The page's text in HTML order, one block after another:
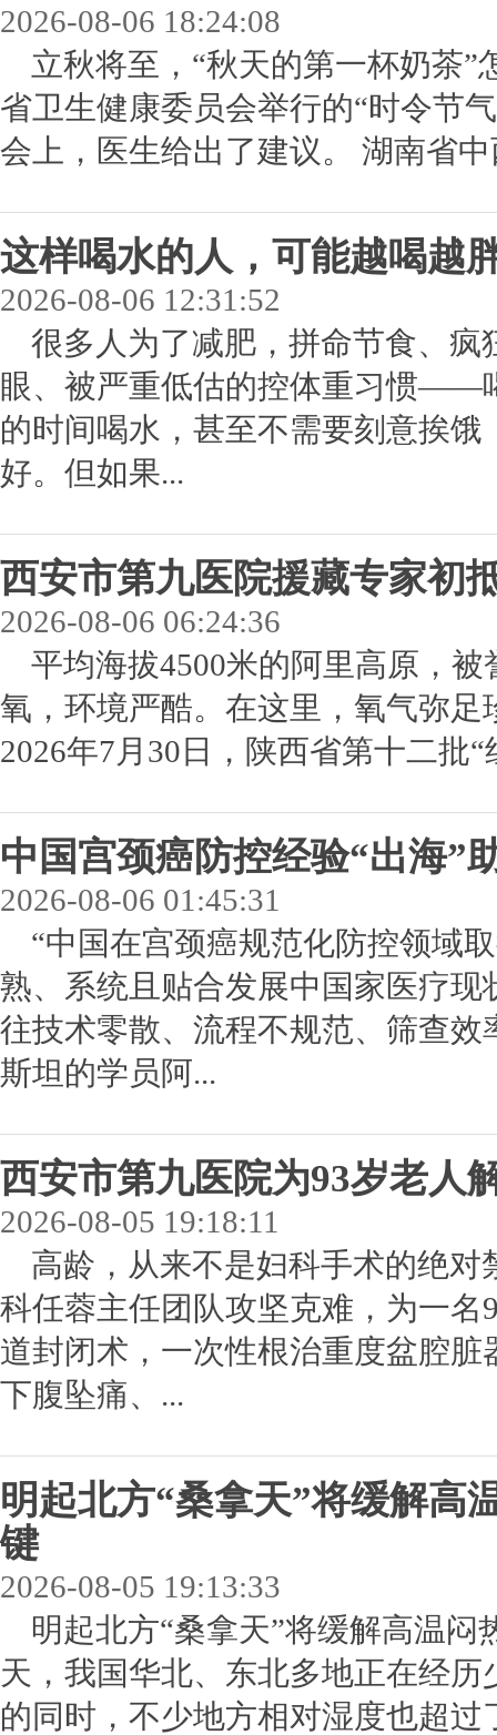
2026-08-06 18:24:08
立秋将至，“秋天的第一杯奶茶
省卫生健康委员会举行的“时令节
会上，医生给出了建议。 湖南省
这样喝水的人，可能越喝越
2026-08-06 12:31:52
很多人为了减肥，拼命节食、
眼、被严重低估的控体重习惯——
的时间喝水，甚至不需要刻意挨
好。但如果...
西安市第九医院援藏专家初
2026-08-06 06:24:36
平均海拔4500米的阿里高原，
氧，环境严酷。在这里，氧气弥
2026年7月30日，陕西省第十二批
中国宫颈癌防控经验“出海”
2026-08-06 01:45:31
“中国在宫颈癌规范化防控领域
熟、系统且贴合发展中国家医疗
往技术零散、流程不规范、筛查
斯坦的学员阿...
西安市第九医院为93岁老人
2026-08-05 19:18:11
高龄，从来不是妇科手术的绝
科任蓉主任团队攻坚克难，为一
道封闭术，一次性根治重度盆腔
下腹坠痛、...
明起北方“桑拿天”将缓解高
键
2026-08-05 19:13:33
明起北方“桑拿天”将缓解高温
天，我国华北、东北多地正在经
的同时，不少地方相对湿度也超